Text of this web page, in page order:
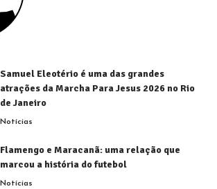
Samuel Eleotério é uma das grandes
atrações da Marcha Para Jesus 2026 no Rio
de Janeiro
Notícias
Flamengo e Maracanã: uma relação que
marcou a história do futebol
Notícias